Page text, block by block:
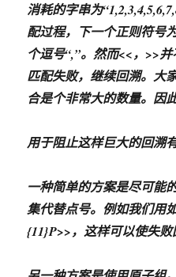
消耗的字串为
配过程，下一个正则符号
个逗号“,”。然而<<，>>并
匹配失败，继续回溯。大
合是个非常大的数量。因
用于阻止这样巨大的回溯
一种简单的方案是尽可能
集代替点号。例如我们用
{11}P>>，这样可以使失败